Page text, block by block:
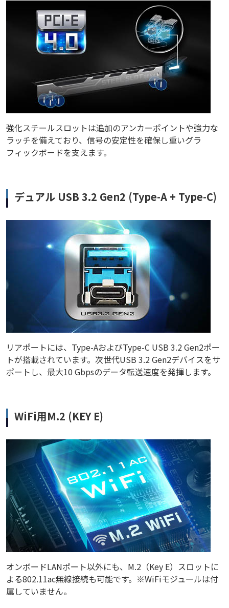
強化スチールスロットは追加のアンカーポイントや強力な
ラッチを備えており、信号の安定性を確保し重いグラ
フィックボードを支えます。
デュアル USB 3.2 Gen2 (Type-A + Type-C)
リアポートには、Type-AおよびType-C USB 3.2 Gen2ポー
トが搭載されています。次世代USB 3.2 Gen2デバイスをサ
ポートし、最大10 Gbpsのデータ転送速度を発揮します。
WiFi用M.2 (KEY E)
オンボードLANポート以外にも、M.2（Key E）スロットに
よる802.11ac無線接続も可能です。※WiFiモジュールは付
属していません。